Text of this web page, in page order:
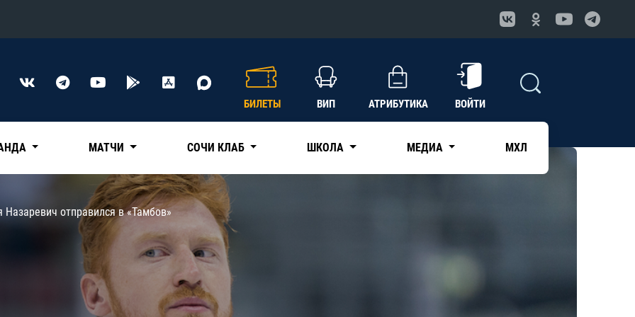
Конференция «Восток»
Нефтехимик
Трактор
Дивизион Чернышева
Авангард
Адмирал
КХЛ
БИЛЕТЫ ВИП АТРИБУТИКА ВОЙТИ
МАТЧИ СОЧИ КЛАБ ШКОЛА МЕДИА МХЛ
Назаревич отправился в «Тамбов»